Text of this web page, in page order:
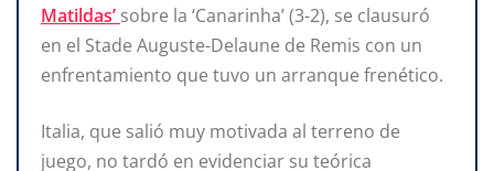
Matildas’ sobre la ‘Canarinha’ (3-2), se clausuró
en el Stade Auguste-Delaune de Remis con un
enfrentamiento que tuvo un arranque frenético.
Italia, que salió muy motivada al terreno de
juego, no tardó en evidenciar su teórica